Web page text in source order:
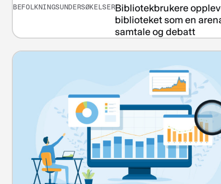
BEFOLKNINGSUNDERSØKELSERBibliotekbrukere
biblioteket som en
samtale og debatt